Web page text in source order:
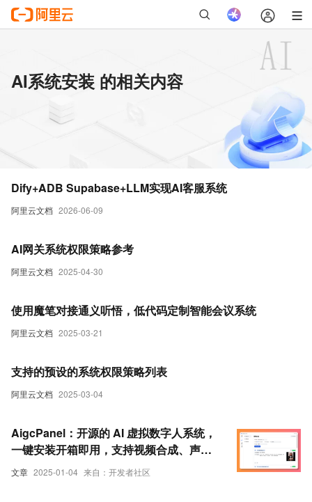
AI系统安装 的相关内容
阿里云文档 2026-06-09
Dify+ADB Supabase+LLM实现AI客服系统
阿里云文档 2025-04-30
AI网关系统权限策略参考
阿里云文档 2025-03-21
使用魔笔对接通义听悟，低代码定制智能会议系统
阿里云文档 2025-03-04
支持的预设的系统权限策略列表
文章 2025-01-04 来自：开发者社区
AigcPanel：开源的 AI 虚拟数字人系统，
一键安装开箱即用，支持视频合成、声音
合成和声音克隆